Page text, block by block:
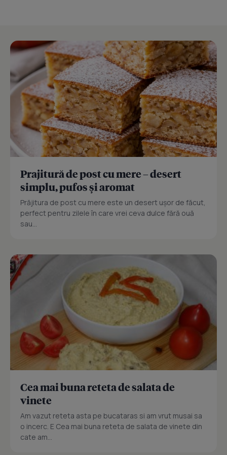
Prajitură de post cu mere – desert
simplu, pufos și aromat
Prăjitura de post cu mere este un desert ușor de făcut,
perfect pentru zilele în care vrei ceva dulce fără ouă
sau...
Cea mai buna reteta de salata de
vinete
Am vazut reteta asta pe bucataras si am vrut musai sa
o incerc. E Cea mai buna reteta de salata de vinete din
cate am...